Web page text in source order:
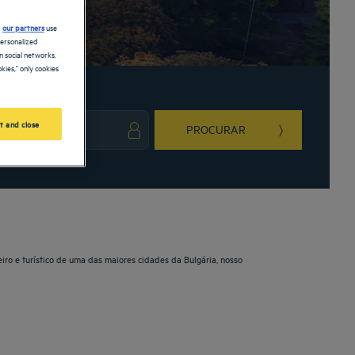
PROCURAR
e turístico de uma das maiores cidades da Bulgária, nosso
our partnersuse
networks.
only cookies
and close